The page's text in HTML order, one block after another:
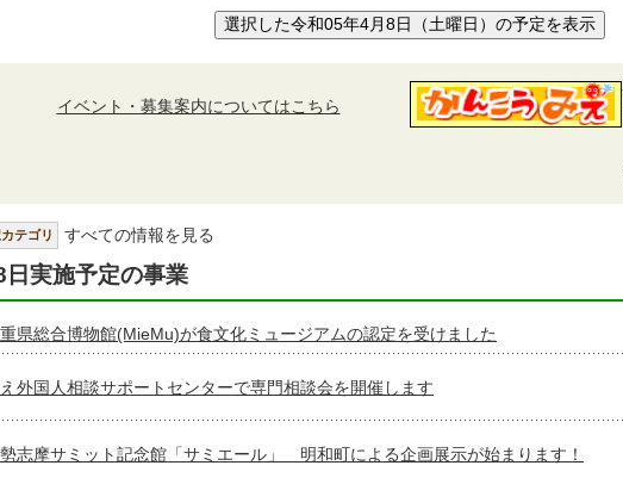
選択した令和05年4月8日（土曜日）の予定を表示
イベント・募集案内についてはこちら
テゴリ すべての情報を見る
日実施予定の事業
県総合博物館(MieMu)が食文化ミュージアムの認定を受けました
外国人相談サポートセンターで専門相談会を開催します
志摩サミット記念館「サミエール」 明和町による企画展示が始まります！